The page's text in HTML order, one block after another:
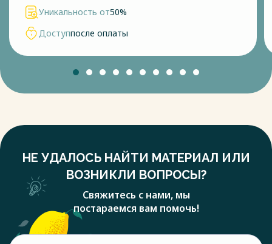
Уникальность от50%
Доступпосле оплаты
НЕ УДАЛОСЬ НАЙТИ МАТЕРИАЛ ИЛИ
ВОЗНИКЛИ ВОПРОСЫ?
Свяжитесь с нами, мы
постараемся вам помочь!